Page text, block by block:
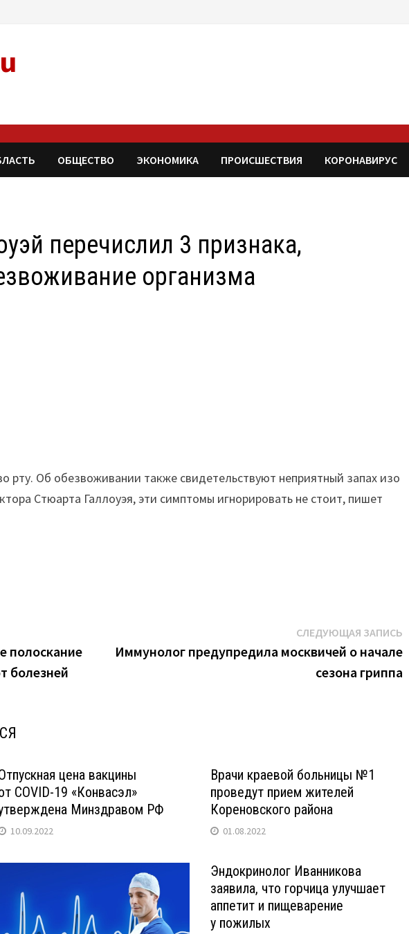
ОБЩЕСТВО ЭКОНОМИКА ПРОИСШЕСТВИЯ КОРОНАВИРУС
перечислил 3 признака,
организма
рту. Об обезвоживании также свидетельствуют неприятный запах изо
Стюарта Галлоуэя, эти симптомы игнорировать не стоит, пишет
полоскание
болезней
СЛЕДУЮЩАЯ ЗАПИСЬ
Иммунолог предупредила москвичей о начале
сезона гриппа
цена вакцины
COVID-19 «Конвасэл»
Минздравом РФ
10.09.2022
Врачи краевой больницы №1
проведут прием жителей
Кореновского района
01.08.2022
Эндокринолог Иванникова
заявила, что горчица улучшает
аппетит и пищеварение
у пожилых